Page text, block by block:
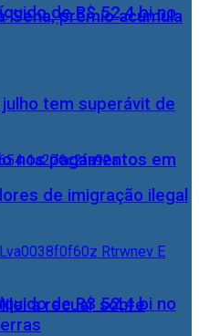
Sena; prêmio acumula
nos pagamentos em
de R$ 52,4 bi no
de R$ 52,4 bi no
tem superávit de
de imigração ilegal
a recuar sobre